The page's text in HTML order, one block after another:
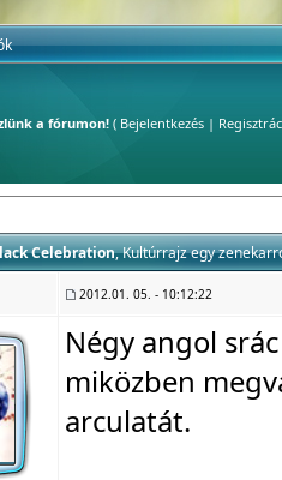
a fórumon!( Bejelentkezés|
Celebration, Kultúrrajz egy
2012.01. 05. - 10:12:22
Négy angol
miközben
arculatát.